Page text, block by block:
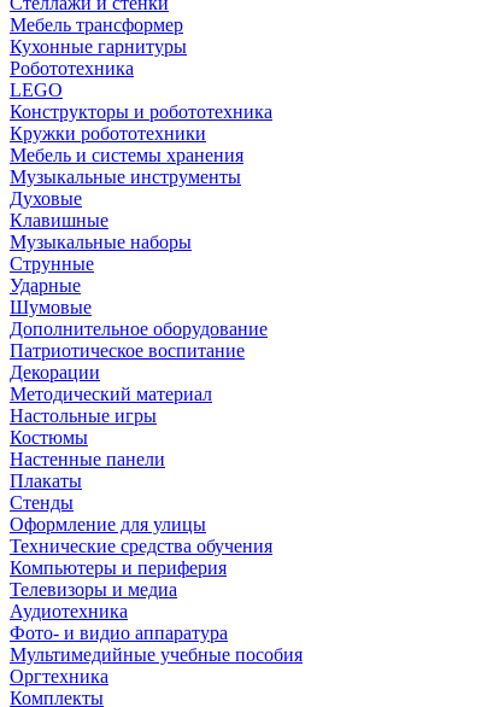
Мебель трансформер
Кухонные гарнитуры
Робототехника
LEGO
Конструкторы и робототехника
Кружки робототехники
Мебель и системы хранения
Музыкальные инструменты
Духовые
Клавишные
Музыкальные наборы
Струнные
Ударные
Шумовые
Дополнительное оборудование
Патриотическое воспитание
Декорации
Методический материал
Настольные игры
Костюмы
Настенные панели
Плакаты
Стенды
Оформление для улицы
Технические средства обучения
Компьютеры и периферия
Телевизоры и медиа
Аудиотехника
Фото- и видио аппаратура
Мультимедийные учебные пособия
Оргтехника
Комплекты